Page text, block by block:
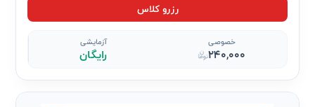
رزرو کلاس
خصوصی
240,000
آزمایشی
رایگان